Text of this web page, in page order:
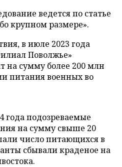
ведется по статье
крупном размере».
в июле 2023 года
Поволжье»
на сумму более 200 млн
питания военных во
года подозреваемые
на сумму свыше 20
число питающихся в
сбывали краденое на